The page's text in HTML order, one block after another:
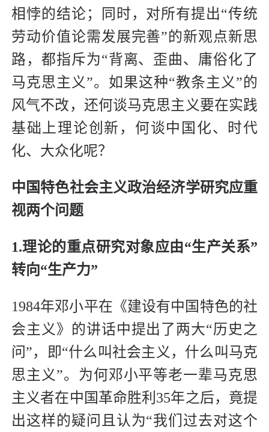
相悖的结论；同时，对所有提出“传统
劳动价值论需发展完善”的新观点新思
路，都指斥为“背离、歪曲、庸俗化了
马克思主义”。如果这种“教条主义”的
风气不改，还何谈马克思主义要在实践
基础上理论创新，何谈中国化、时代
化、大众化呢？
中国特色社会主义政治经济学研究应重
视两个问题
1.理论的重点研究对象应由“生产关系”
转向“生产力”
1984年邓小平在《建设有中国特色的社
会主义》的讲话中提出了两大“历史之
问”，即“什么叫社会主义，什么叫马克
思主义”。为何邓小平等老一辈马克思
主义者在中国革命胜利35年之后，竟提
出这样的疑问且认为“我们过去对这个